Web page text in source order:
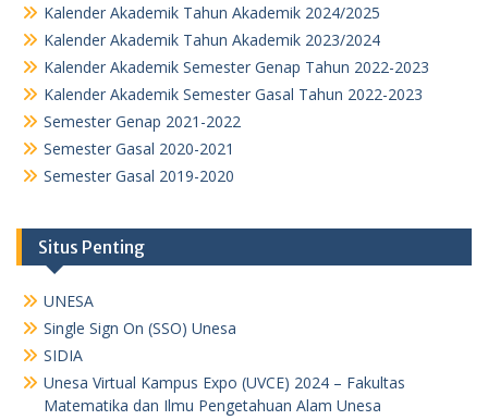
Kalender Akademik Tahun Akademik 2024/2025
Kalender Akademik Tahun Akademik 2023/2024
Kalender Akademik Semester Genap Tahun 2022-2023
Kalender Akademik Semester Gasal Tahun 2022-2023
Semester Genap 2021-2022
Semester Gasal 2020-2021
Semester Gasal 2019-2020
Situs Penting
UNESA
Single Sign On (SSO) Unesa
SIDIA
Unesa Virtual Kampus Expo (UVCE) 2024 – Fakultas
Matematika dan Ilmu Pengetahuan Alam Unesa